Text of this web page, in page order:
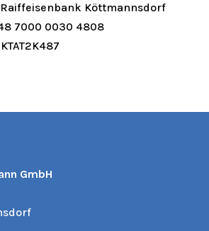
Köttmannsdorf
7000 0030 4808
GmbH